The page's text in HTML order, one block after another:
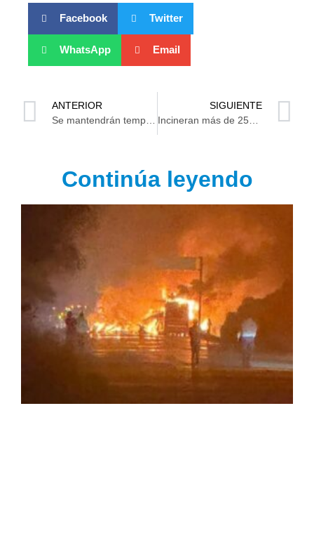
Facebook Twitter
WhatsApp Email
ANTERIOR
Se mantendrán temperaturas mínimas en Tabasco
SIGUIENTE
Incineran más de 250 kilos de narcóticos en Tabasco
Continúa leyendo